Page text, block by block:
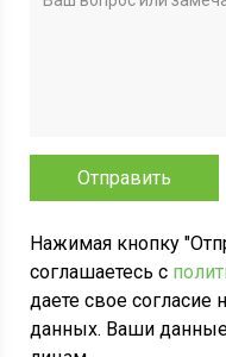
Нажимая кнопку
соглашаетесь с
даете свое согласие
данных. Ваши